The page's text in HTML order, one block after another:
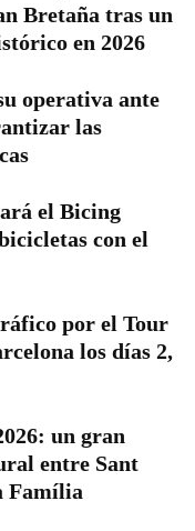
Bretaña tras un
en 2026
operativa ante
las
el Bicing
con el
por el Tour
los días 2,
un gran
entre Sant
Família